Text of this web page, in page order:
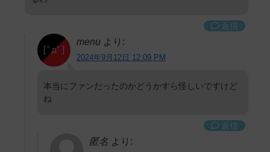
返信
menu より:
2024年9月12日 12:09 PM
本当にファンだったのかどうかすら怪しいですけど
ね
返信
匿名 より: